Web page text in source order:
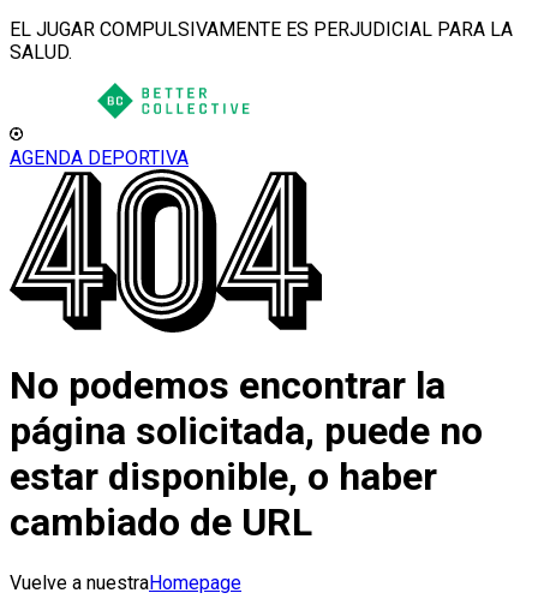
EL JUGAR COMPULSIVAMENTE ES PERJUDICIAL PARA LA
SALUD.
AGENDA DEPORTIVA
No podemos encontrar la
página solicitada, puede no
estar disponible, o haber
cambiado de URL
Vuelve a nuestraHomepage